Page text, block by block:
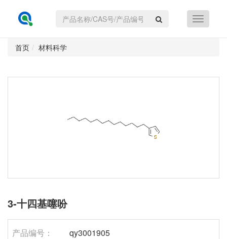
首页 材料科学
3-十四基噻吩
产品编号： qy3001905